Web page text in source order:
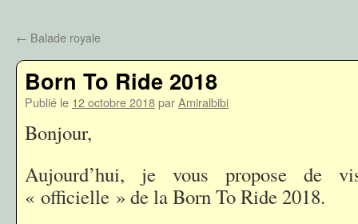
← Balade royale
Born To Ride 2018
Publié le 12 octobre 2018parAmiralbibi
Bonjour,
Aujourd’hui, je vous propose de
« officielle » de la Born To Ride 2018.